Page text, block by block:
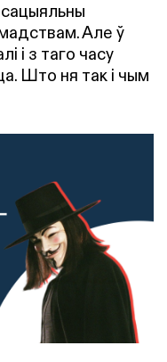
Але ў
і з таго часу
Што ня так і чым